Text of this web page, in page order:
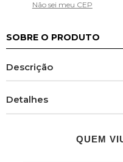
Não sei meu CEP
SOBRE O PRODUTO
Descrição
Detalhes
QUEM